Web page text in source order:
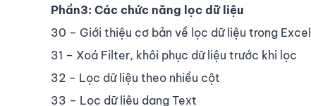
Phần3: Các chức năng lọc dữ liệu
30 – Giới thiệu cơ bản về lọc dữ liệu trong Excel
31 – Xoá Filter, khôi phục dữ liệu trước khi lọc
32 – Lọc dữ liệu theo nhiều cột
33 – Lọc dữ liệu dạng Text